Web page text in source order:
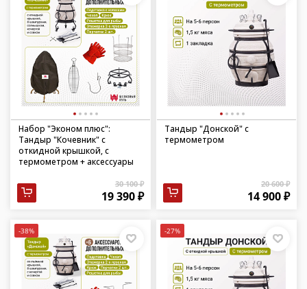
Набор "Эконом плюс":
Тандыр "Кочевник" с
откидной крышкой, с
термометром + аксессуары
30 100 ₽
19 390 ₽
Тандыр "Донской" с
термометром
20 600 ₽
14 900 ₽
-38% -27%